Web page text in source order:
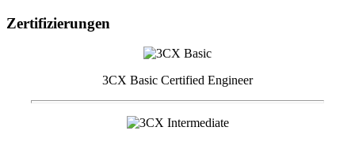
Zertifizierungen
3CX Basic Certified Engineer